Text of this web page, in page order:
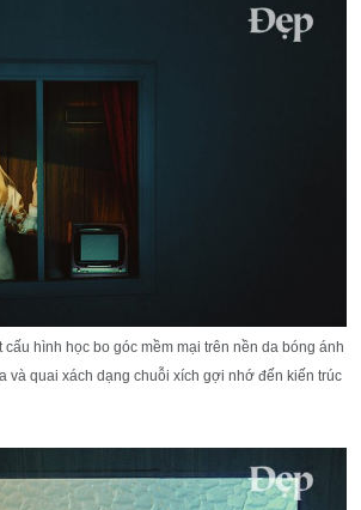
cấu hình học bo góc mềm mại trên nền da bóng ánh
và quai xách dạng chuỗi xích gợi nhớ đến kiến trúc